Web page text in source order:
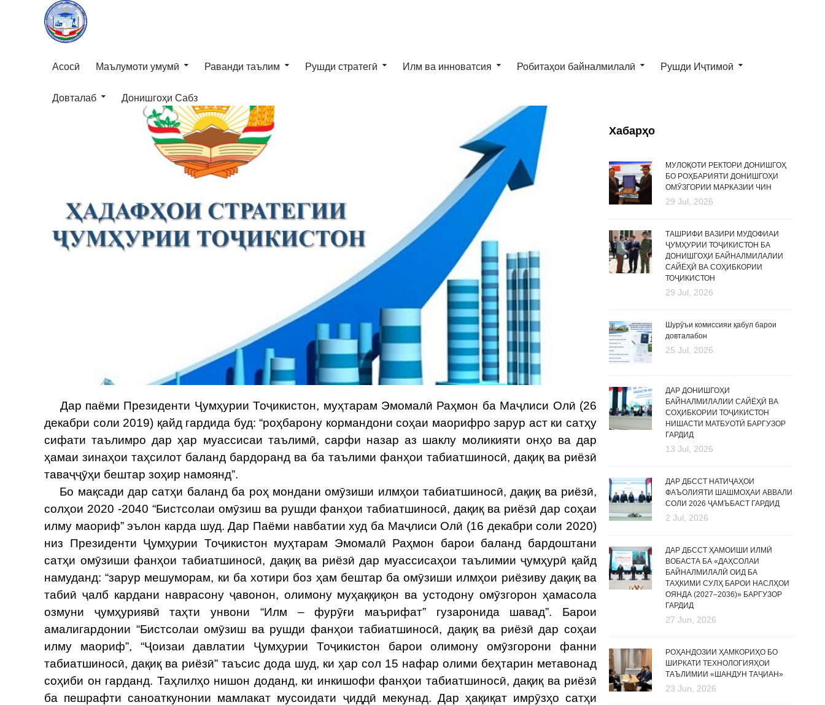
Асосӣ Маълумоти умумӣ Раванди таълим Рушди стратегӣ Илм ва инноватсия Робитаҳои байналмилалӣ Рушди Иҷтимоӣ
Довталаб Донишгоҳи Сабз
Дар паёми Президенти Ҷумҳурии Тоҷикистон, муҳтарам Эмомалӣ Раҳмон ба Маҷлиси Олӣ (26
декабри соли 2019) қайд гардида буд: “роҳбарону кормандони соҳаи маорифро зарур аст ки сатҳу
сифати таълимро дар ҳар муассисаи таълимӣ, сарфи назар аз шаклу моликияти онҳо ва дар
ҳамаи зинаҳои таҳсилот баланд бардоранд ва ба таълими фанҳои табиатшиносӣ, дақиқ ва риёзӣ
таваҷҷӯҳи бештар зоҳир намоянд”.
Бо мақсади дар сатҳи баланд ба роҳ мондани омӯзиши илмҳои табиатшиносӣ, дақиқ ва риёзӣ,
солҳои 2020 -2040 “Бистсолаи омӯзиш ва рушди фанҳои табиатшиносӣ, дақиқ ва риёзӣ дар соҳаи
илму маориф” эълон карда шуд. Дар Паёми навбатии худ ба Маҷлиси Олӣ (16 декабри соли 2020)
низ Президенти Ҷумҳурии Тоҷикистон муҳтарам Эмомалӣ Раҳмон барои баланд бардоштани
сатҳи омӯзиши фанҳои табиатшиносӣ, дақиқ ва риёзӣ дар муассисаҳои таълимии ҷумҳурӣ қайд
намуданд: “зарур мешуморам, ки ба хотири боз ҳам бештар ба омӯзиши илмҳои риёзиву дақиқ ва
табиӣ ҷалб кардани наврасону ҷавонон, олимону муҳаққиқон ва устодону омӯзгорон ҳамасола
озмуни ҷумҳуриявӣ таҳти унвони “Илм – фурӯғи маърифат” гузаронида шавад”. Барои
амалигардонии “Бистсолаи омӯзиш ва рушди фанҳои табиатшиносӣ, дақиқ ва риёзӣ дар соҳаи
илму маориф”, “Ҷоизаи давлатии Ҷумҳурии Тоҷикистон барои олимону омӯзгорони фанни
табиатшиносӣ, дақиқ ва риёзӣ” таъсис дода шуд, ки ҳар сол 15 нафар олими беҳтарин метавонад
соҳиби он гарданд. Таҳлилҳо нишон доданд, ки инкишофи фанҳои табиатшиносӣ, дақиқ ва риёзӣ
ба пешрафти саноаткунонии мамлакат мусоидати ҷиддӣ мекунад. Дар ҳақиқат имрӯзҳо сатҳи
Хабарҳо
МУЛОҚОТИ РЕКТОРИ ДОНИШГОҲ
БО РОҲБАРИЯТИ ДОНИШГОҲИ
ОМӮЗГОРИИ МАРКАЗИИ ЧИН
29 Jul, 2026
ТАШРИФИ ВАЗИРИ МУДОФИАИ
ҶУМҲУРИИ ТОҶИКИСТОН БА
ДОНИШГОҲИ БАЙНАЛМИЛАЛИИ
САЙЁҲӢ ВА СОҲИБКОРИИ
ТОҶИКИСТОН
29 Jul, 2026
Шурӯъи комиссияи қабул барои
довталабон
25 Jul, 2026
ДАР ДОНИШГОҲИ
БАЙНАЛМИЛАЛИИ САЙЁҲӢ ВА
СОҲИБКОРИИ ТОҶИКИСТОН
НИШАСТИ МАТБУОТӢ БАРГУЗОР
ГАРДИД
13 Jul, 2026
ДАР ДБССТ НАТИҶАҲОИ
ФАЪОЛИЯТИ ШАШМОҲАИ АВВАЛИ
СОЛИ 2026 ҶАМЪБАСТ ГАРДИД
2 Jul, 2026
ДАР ДБССТ ҲАМОИШИ ИЛМӢ
ВОБАСТА БА «ДАҲСОЛАИ
БАЙНАЛМИЛАЛӢ ОИД БА
ТАҲКИМИ СУЛҲ БАРОИ НАСЛҲОИ
ОЯНДА (2027–2036)» БАРГУЗОР
ГАРДИД
27 Jun, 2026
РОҲАНДОЗИИ ҲАМКОРИҲО БО
ШИРКАТИ ТЕХНОЛОГИЯҲОИ
ТАЪЛИМИИ «ШАНДУН ТАҶИАН»
23 Jun, 2026